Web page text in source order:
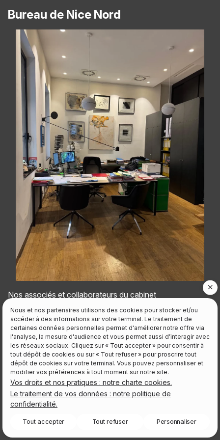
Bureau de Nice Nord
Nos associés et collaborateurs du cabinet
{{nomcabinet}} vous accueillent à Nice Nord. Venez-
nous rencontrer ! Nos équipes sont disponibles pour
vous.
Panneau de gestion des cookies
Nous et nos partenaires utilisons des cookies pour stocker et/ou
accéder à des informations sur votre terminal. Le traitement de
certaines données personnelles permet d'améliorer notre offre via
l'analyse, la mesure d'audience et vous permet aussi d’interagir avec
les réseaux sociaux. Cliquez sur « Tout accepter » pour consentir à
tout dépôt de cookies ou sur « Tout refuser » pour proscrire tout
dépôt de cookies sur votre terminal. Vous pouvez personnaliser et
modifier vos préférences à tout moment sur notre site.
Vos droits et nos pratiques : notre charte cookies.
Le traitement de vos données : notre politique de
confidentialité.
Tout accepter Tout refuser Personnaliser